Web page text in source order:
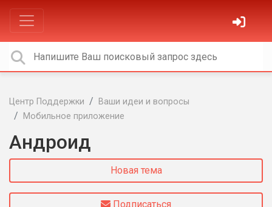
Центр Поддержки
Ваши идеи и вопросы
Мобильное приложение
Андроид
Новая тема
Подписаться